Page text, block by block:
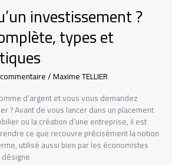
investissement ?
types et
/Maxime TELLIER
d’argent et vous vous demandez
? Avant de vous lancer dans un placement
ou la création d’une entreprise, il est
ce que recouvre précisément la notion
utilisé aussi bien par les économistes